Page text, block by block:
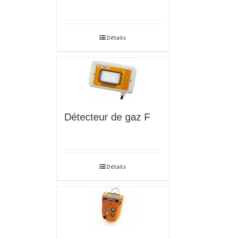
Détails
Détecteur de gaz F
Détails